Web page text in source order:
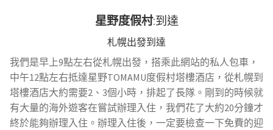
星野度假村:到達
札幌出發到達
我們是早上9點左右從札幌出發，搭乘此網站的私人包車，
中午12點左右抵達星野TOMAMU度假村塔樓酒店，從札幌到
塔樓酒店大約需要2、3個小時，排起了長隊。剛到的時候就
有大量的海外遊客在嘗試辦理入住，我們花了大約20分鐘才
終於能夠辦理入住。辦理入住後，一定要檢查一下免費的迎